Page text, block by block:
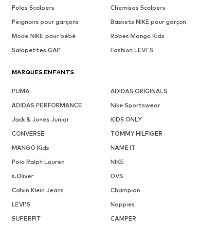
Polos Scalpers
Chemises Scalpers
Peignoirs pour garçons
Baskets NIKE pour garçon
Mode NIKE pour bébé
Robes Mango Kids
Salopettes GAP
Fashion LEVI'S
MARQUES ENFANTS
PUMA
ADIDAS ORIGINALS
ADIDAS PERFORMANCE
Nike Sportswear
Jack & Jones Junior
KIDS ONLY
CONVERSE
TOMMY HILFIGER
MANGO Kids
NAME IT
Polo Ralph Lauren
NIKE
s.Oliver
OVS
Calvin Klein Jeans
Champion
LEVI'S
Noppies
SUPERFIT
CAMPER